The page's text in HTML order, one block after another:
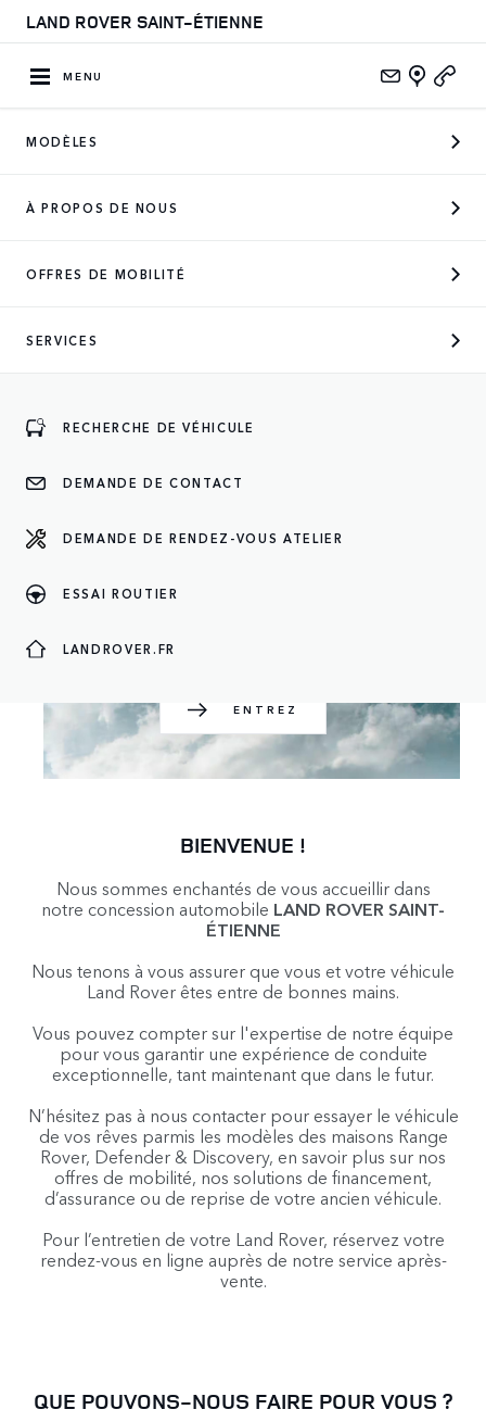
LAND ROVER SAINT-ÉTIENNE
MENU
MODÈLES
À PROPOS DE NOUS
OFFRES DE MOBILITÉ
SERVICES
RECHERCHE DE VÉHICULE
DEMANDE DE CONTACT
DEMANDE DE RENDEZ-VOUS ATELIER
ESSAI ROUTIER
LANDROVER.FR
DES MARQUES SUIVANTES
ENTREZ
BIENVENUE !
Nous sommes enchantés de vous accueillir dans
notre concession automobile LAND ROVER SAINT-
ÉTIENNE
Nous tenons à vous assurer que vous et votre véhicule
Land Rover êtes entre de bonnes mains.
Vous pouvez compter sur l'expertise de notre équipe
pour vous garantir une expérience de conduite
exceptionnelle, tant maintenant que dans le futur.
N’hésitez pas à nous contacter pour essayer le véhicule
de vos rêves parmis les modèles des maisons Range
Rover, Defender & Discovery, en savoir plus sur nos
offres de mobilité, nos solutions de financement,
d’assurance ou de reprise de votre ancien véhicule.
Pour l’entretien de votre Land Rover, réservez votre
rendez-vous en ligne auprès de notre service après-
vente.
QUE POUVONS-NOUS FAIRE POUR VOUS ?